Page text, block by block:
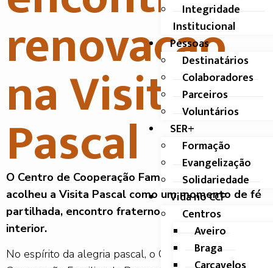
Integridade
Institucional
Pessoas
Destinatários
Colaboradores
Parceiros
Voluntários
SER+
Formação
Evangelização
Solidariedade
Vida no CCF
Centros
Aveiro
Braga
renovação
na Visita
Pascal
O Centro de Cooperação Familiar de Braga
acolheu a Visita Pascal como um momento de fé
partilhada, encontro fraterno e renovação
interior.
No espírito da alegria pascal, o Centro de